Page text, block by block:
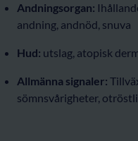
Andningsorgan:
andning, andnöd, snuva
Hud: utslag, atopisk
Allmänna signaler:
sömnsvårigheter,